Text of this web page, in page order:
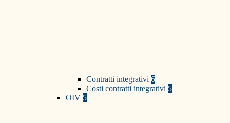
Contratti integrativi 6
Costi contratti integrativi 5
OIV 5